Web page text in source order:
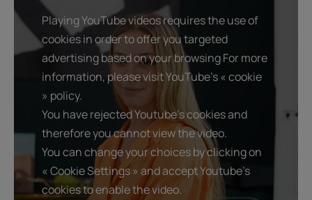
Playing YouTube videos requires the use of
cookies in order to offer you targeted
advertising based on your browsing For more
information, please visit YouTube's « cookie
» policy.
You have rejected Youtube's cookies and
therefore you cannot view the video.
You can change your choices by clicking on
« Cookie Settings » and accept Youtube's
cookies to enable the video.